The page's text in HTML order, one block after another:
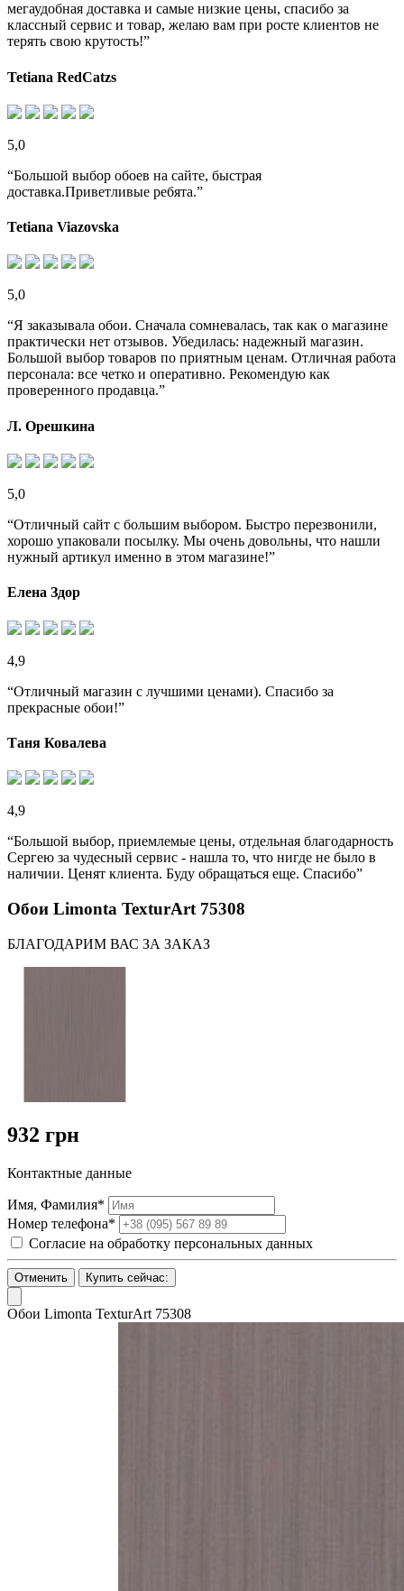
мегаудобная доставка и самые низкие цены, спасибо за
классный сервис и товар, желаю вам при росте клиентов не
терять свою крутость!”
Tetiana RedCatzs
5,0
“Большой выбор обоев на сайте, быстрая
доставка.Приветливые ребята.”
Tetiana Viazovska
5,0
“Я заказывала обои. Сначала сомневалась, так как о магазине
практически нет отзывов. Убедилась: надежный магазин.
Большой выбор товаров по приятным ценам. Отличная работа
персонала: все четко и оперативно. Рекомендую как
проверенного продавца.”
Л. Орешкина
5,0
“Отличный сайт с большим выбором. Быстро перезвонили,
хорошо упаковали посылку. Мы очень довольны, что нашли
нужный артикул именно в этом магазине!”
Елена Здор
4,9
“Отличный магазин с лучшими ценами). Спасибо за
прекрасные обои!”
Таня Ковалева
4,9
“Большой выбор, приемлемые цены, отдельная благодарность
Сергею за чудесный сервис - нашла то, что нигде не было в
наличии. Ценят клиента. Буду обращаться еще. Спасибо”
Обои Limonta TexturArt 75308
БЛАГОДАРИМ ВАС ЗА ЗАКАЗ
932 грн
Контактные данные
Имя, Фамилия*
Номер телефона*
Согласие на обработку персональных данных
Отменить Купить сейчас:
Обои Limonta TexturArt 75308